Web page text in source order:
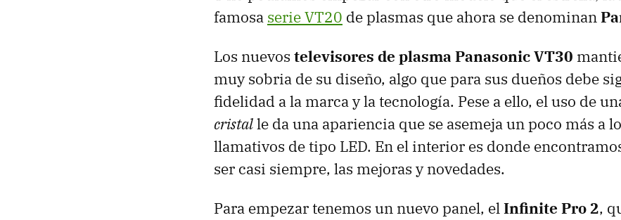
famosa serie VT20 de plasmas que ahora se denominan
Los nuevos televisores de plasma Panasonic VT30
muy sobria de su diseño, algo que para sus dueños debe
fidelidad a la marca y la tecnología. Pese a ello, el uso de
cristalle da una apariencia que se asemeja un poco más a
llamativos de tipo LED. En el interior es donde
ser casi siempre, las mejoras y novedades.
Para empezar tenemos un nuevo panel, elInfinite Pro 2,